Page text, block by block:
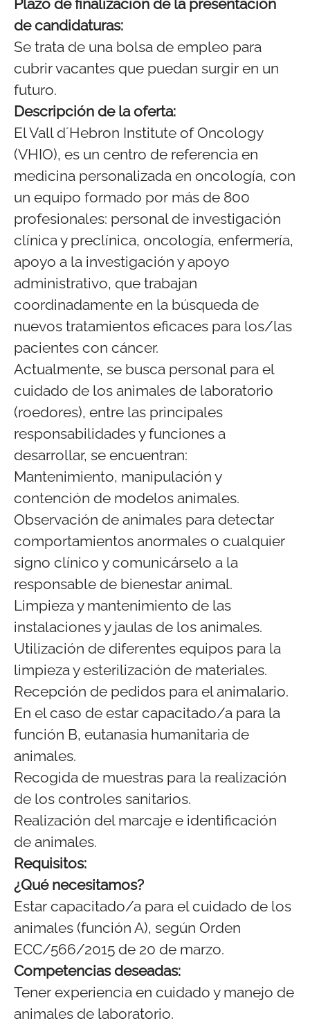
Plazo de finalización de la presentación
de candidaturas:
Se trata de una bolsa de empleo para
cubrir vacantes que puedan surgir en un
futuro.
Descripción de la oferta:
El Vall d´Hebron Institute of Oncology
(VHIO), es un centro de referencia en
medicina personalizada en oncología, con
un equipo formado por más de 800
profesionales: personal de investigación
clínica y preclínica, oncología, enfermería,
apoyo a la investigación y apoyo
administrativo, que trabajan
coordinadamente en la búsqueda de
nuevos tratamientos eficaces para los/las
pacientes con cáncer.
Actualmente, se busca personal para el
cuidado de los animales de laboratorio
(roedores), entre las principales
responsabilidades y funciones a
desarrollar, se encuentran:
Mantenimiento, manipulación y
contención de modelos animales.
Observación de animales para detectar
comportamientos anormales o cualquier
signo clínico y comunicárselo a la
responsable de bienestar animal.
Limpieza y mantenimiento de las
instalaciones y jaulas de los animales.
Utilización de diferentes equipos para la
limpieza y esterilización de materiales.
Recepción de pedidos para el animalario.
En el caso de estar capacitado/a para la
función B, eutanasia humanitaria de
animales.
Recogida de muestras para la realización
de los controles sanitarios.
Realización del marcaje e identificación
de animales.
Requisitos:
¿Qué necesitamos?
Estar capacitado/a para el cuidado de los
animales (función A), según Orden
ECC/566/2015 de 20 de marzo.
Competencias deseadas:
Tener experiencia en cuidado y manejo de
animales de laboratorio.